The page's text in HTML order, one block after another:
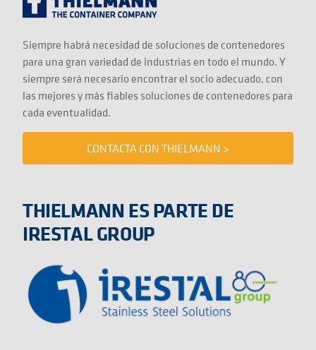
Siempre habrá necesidad de soluciones de contenedores
para una gran variedad de industrias en todo el mundo. Y
siempre será necesario encontrar el socio adecuado, con
las mejores y más fiables soluciones de contenedores para
cada eventualidad.
CONTACTA CON THIELMANN >
THIELMANN ES PARTE DE
IRESTAL GROUP